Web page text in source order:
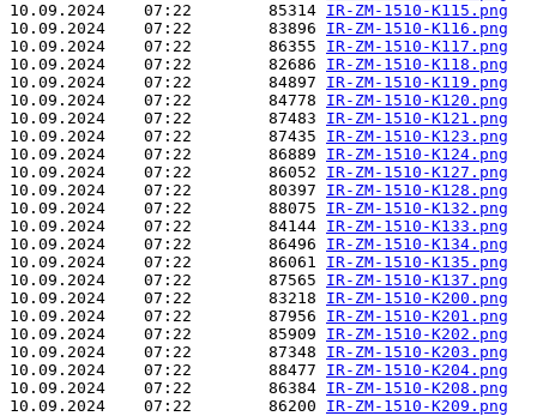
10.09.2024    07:22        85314 IR-ZM-1510-K115.png
10.09.2024    07:22        83896 IR-ZM-1510-K116.png
10.09.2024    07:22        86355 IR-ZM-1510-K117.png
10.09.2024    07:22        82686 IR-ZM-1510-K118.png
10.09.2024    07:22        84897 IR-ZM-1510-K119.png
10.09.2024    07:22        84778 IR-ZM-1510-K120.png
10.09.2024    07:22        87483 IR-ZM-1510-K121.png
10.09.2024    07:22        87435 IR-ZM-1510-K123.png
10.09.2024    07:22        86889 IR-ZM-1510-K124.png
10.09.2024    07:22        86052 IR-ZM-1510-K127.png
10.09.2024    07:22        80397 IR-ZM-1510-K128.png
10.09.2024    07:22        88075 IR-ZM-1510-K132.png
10.09.2024    07:22        84144 IR-ZM-1510-K133.png
10.09.2024    07:22        86496 IR-ZM-1510-K134.png
10.09.2024    07:22        86061 IR-ZM-1510-K135.png
10.09.2024    07:22        87565 IR-ZM-1510-K137.png
10.09.2024    07:22        83218 IR-ZM-1510-K200.png
10.09.2024    07:22        87956 IR-ZM-1510-K201.png
10.09.2024    07:22        85909 IR-ZM-1510-K202.png
10.09.2024    07:22        87348 IR-ZM-1510-K203.png
10.09.2024    07:22        88477 IR-ZM-1510-K204.png
10.09.2024    07:22        86384 IR-ZM-1510-K208.png
10.09.2024    07:22        86200 IR-ZM-1510-K209.png